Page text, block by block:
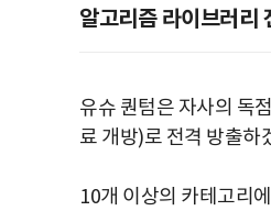
알고리즘 라이브러리
유슈 퀀텀은 자사의 독
료 개방)로 전격 방출하
10개 이상의 카테고리